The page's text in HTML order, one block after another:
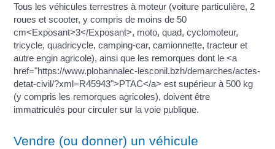
Tous les véhicules terrestres à moteur (voiture particulière, 2
roues et scooter, y compris de moins de 50
cm<Exposant>3</Exposant>, moto, quad, cyclomoteur,
tricycle, quadricycle, camping-car, camionnette, tracteur et
autre engin agricole), ainsi que les remorques dont le <a
href="https://www.plobannalec-lesconil.bzh/demarches/actes-
detat-civil/?xml=R45943">PTAC</a> est supérieur à 500 kg
(y compris les remorques agricoles), doivent être
immatriculés pour circuler sur la voie publique.
Vendre (ou donner) un véhicule